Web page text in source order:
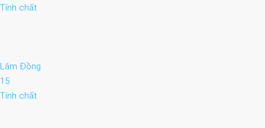
Tính chất
Lâm Đồng
15
Tính chất